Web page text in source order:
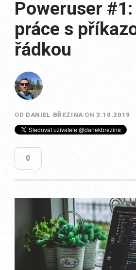
Poweruser
práce s
řádkou
OD DANIEL BŘEZINA ON3.10.2019
0